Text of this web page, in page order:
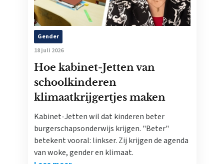
Gender
18 juli 2026
Hoe kabinet-Jetten van
schoolkinderen
klimaatkrijgertjes maken
Kabinet-Jetten wil dat kinderen beter
burgerschapsonderwijs krijgen. "Beter"
betekent vooral: linkser. Zij krijgen de agenda
van woke, gender en klimaat.